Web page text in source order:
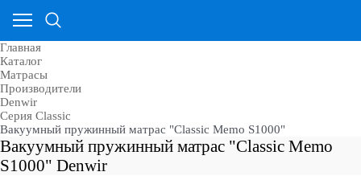
Главная
Каталог
Матрасы
Производители
Denwir
Серия Classic
Вакуумный пружинный матрас "Classic Memo S1000"
Вакуумный пружинный матрас "Classic Memo
S1000" Denwir